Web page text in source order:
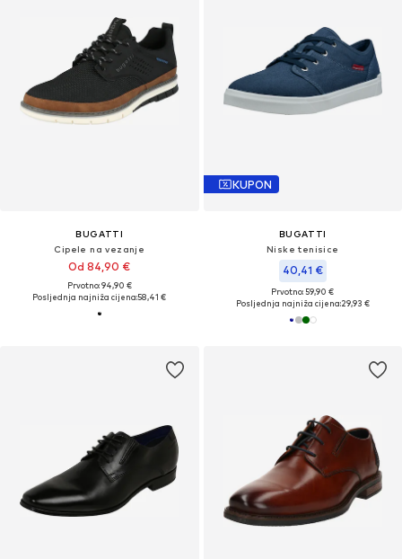
BUGATTI
Cipele na vezanje
Od 84,90 €
Prvotno: 94,90 €
Posljednja najniža cijena:58,41 €
KUPON
BUGATTI
Niske tenisice
40,41 €
Prvotno: 59,90 €
Posljednja najniža cijena:29,93 €